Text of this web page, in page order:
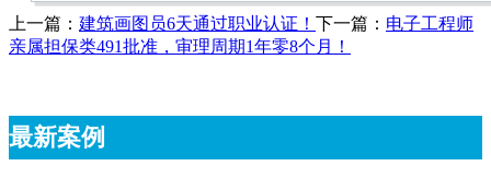
上一篇： 建筑画图员6天通过职业认证！ 下一篇： 电子工程师
亲属担保类491批准，审理周期1年零8个月！
最新案例